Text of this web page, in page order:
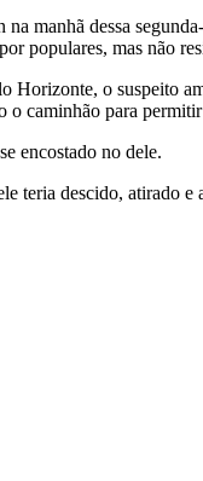
manhã dessa
populares, mas não
Horizonte, o suspeito
caminhão para
encostado no dele.
teria descido,